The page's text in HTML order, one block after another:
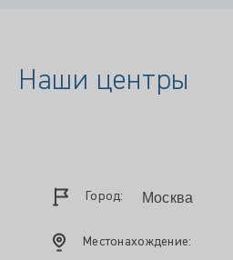
Наши центры
Город:
Местонахождение: